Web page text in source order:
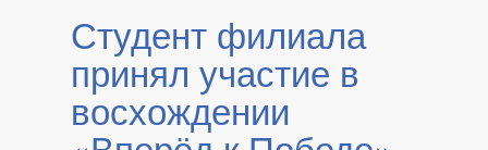
Студент филиала
принял участие в
восхождении